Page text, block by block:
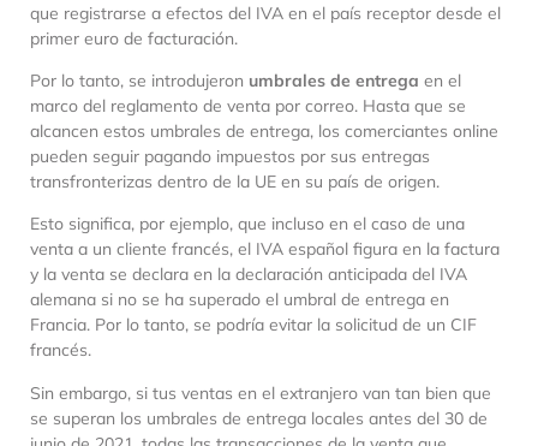
que registrarse a efectos del IVA en el país receptor desde el
primer euro de facturación.
Por lo tanto, se introdujeron umbrales de entrega en el
marco del reglamento de venta por correo. Hasta que se
alcancen estos umbrales de entrega, los comerciantes online
pueden seguir pagando impuestos por sus entregas
transfronterizas dentro de la UE en su país de origen.
Esto significa, por ejemplo, que incluso en el caso de una
venta a un cliente francés, el IVA español figura en la factura
y la venta se declara en la declaración anticipada del IVA
alemana si no se ha superado el umbral de entrega en
Francia. Por lo tanto, se podría evitar la solicitud de un CIF
francés.
Sin embargo, si tus ventas en el extranjero van tan bien que
se superan los umbrales de entrega locales antes del 30 de